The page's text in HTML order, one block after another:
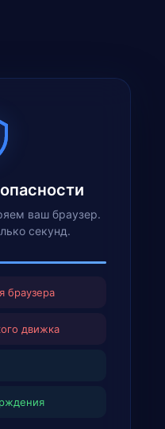
ваш браузер.
секунд.
браузера
движка